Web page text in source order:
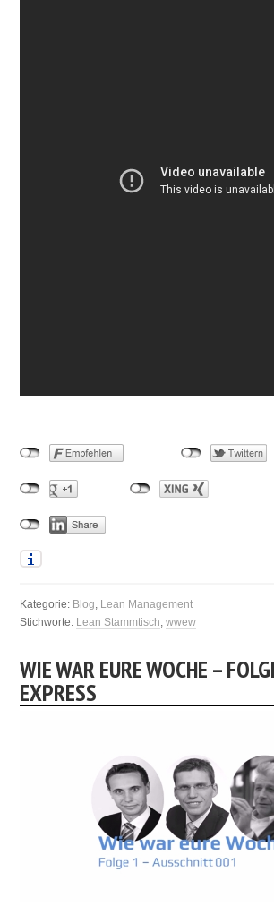
Kategorie: Blog, Lean Management
Stichworte: Lean Stammtisch,wwew
WIE WAR EURE WOCHE –
EXPRESS